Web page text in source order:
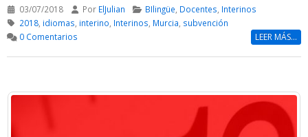
03/07/2018 Por ElJulian BIlingüe Docentes Interinos
2018, idiomas interino Interinos Murcia subvención
0 Comentarios
LEER MÁS...